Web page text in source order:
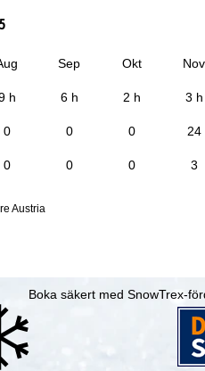
Sep Okt Nov
h 6 h 2 h 3 h
0 0 0 24
0 0 0 3
Austria
Boka säkert med SnowTrex-